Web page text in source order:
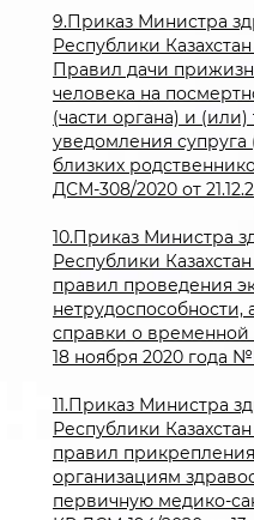
9.Приказ Министра
Республики
Правил дачи
человека на
(части органа) и (или)
уведомления супруга
близких
ДСМ-308/2020 от
10.Приказ Министра
Республики
правил проведения
нетрудоспособности,
справки о временной
18 ноября 2020 года
11.Приказ Министра
Республики
правил
организациям
первичную медико-